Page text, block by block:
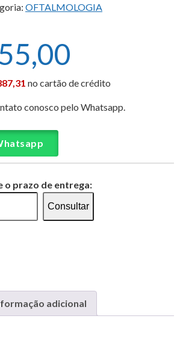
OFTALMOLOGIA
no cartão de crédito
conosco pelo Whatsapp.
o prazo de entrega:
Consultar
adicional